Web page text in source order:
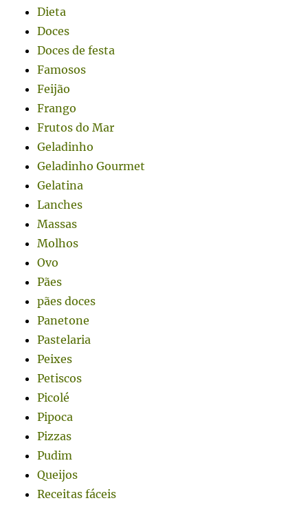
Dieta
Doces
Doces de festa
Famosos
Feijão
Frango
Frutos do Mar
Geladinho
Geladinho Gourmet
Gelatina
Lanches
Massas
Molhos
Ovo
Pães
pães doces
Panetone
Pastelaria
Peixes
Petiscos
Picolé
Pipoca
Pizzas
Pudim
Queijos
Receitas fáceis